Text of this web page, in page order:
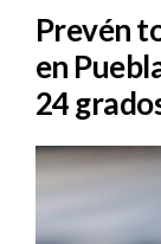
Prevén
en
24